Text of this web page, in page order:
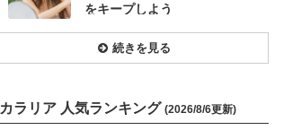
をキープしよう
続きを見る
カラリア 人気ランキング (2026/8/6更新)